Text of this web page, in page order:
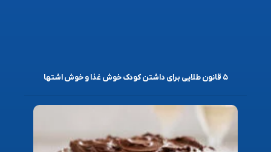
۵ قانون طلایی برای داشتن کودک خوش غذا و خوش اشتها